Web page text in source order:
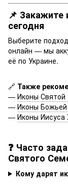
📌
сегодня
Выберите
онлайн — мы
её по Украине.
🔗 Также
— Иконы
— Иконы
— Иконы Иисуса
❓ Часто
Святого
Кому дарят